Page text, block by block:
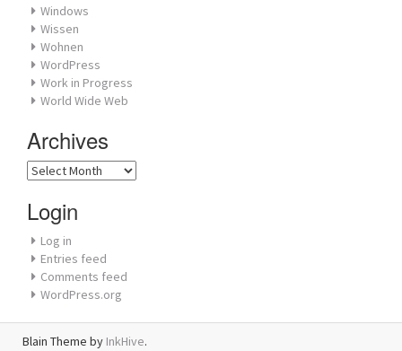
Windows
Wissen
Wohnen
WordPress
Work in Progress
World Wide Web
Archives
Archives
Login
Log in
Entries feed
Comments feed
WordPress.org
Blain Theme by InkHive.